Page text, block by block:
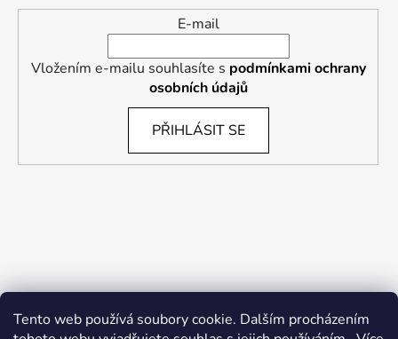
Tento web používá soubory cookie. Dalším procházením
E-mail
Vložením e-mailu souhlasíte s podmínkami ochrany
osobních údajů
PŘIHLÁSIT SE